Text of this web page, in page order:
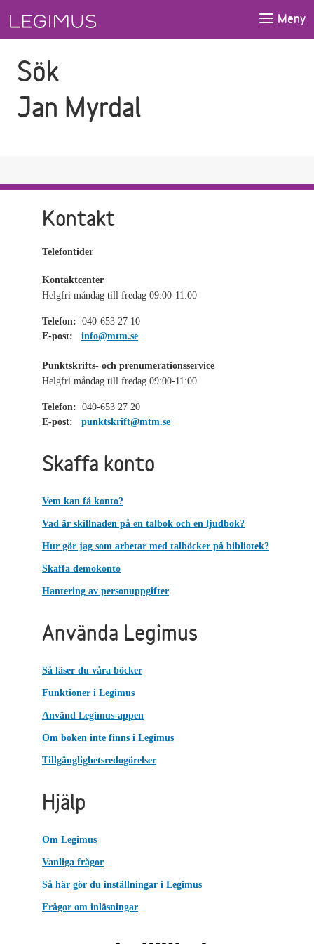
Meny
Sök
Jan Myrdal
Kontakt
Telefontider
Kontaktcenter
Helgfri måndag till fredag 09:00-11:00
Telefon: 040-653 27 10
E-post:
info@mtm.se
Punktskrifts- och prenumerationsservice
Helgfri måndag till fredag 09:00-11:00
Telefon: 040-653 27 20
E-post:
punktskrift@mtm.se
Skaffa konto
Vem kan få konto?
Vad är skillnaden på en talbok och en ljudbok?
Hur gör jag som arbetar med talböcker på bibliotek?
Skaffa demokonto
Hantering av personuppgifter
Använda Legimus
Så läser du våra böcker
Funktioner i Legimus
Använd Legimus-appen
Om boken inte finns i Legimus
Tillgänglighetsredogörelser
Hjälp
Om Legimus
Vanliga frågor
Så här gör du inställningar i Legimus
Frågor om inläsningar